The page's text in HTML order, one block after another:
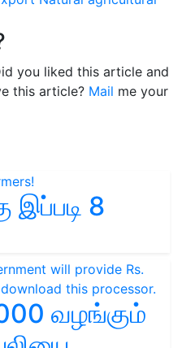
you liked this article and
this article? Mail me your
இப்படி 8
வழங்கும்